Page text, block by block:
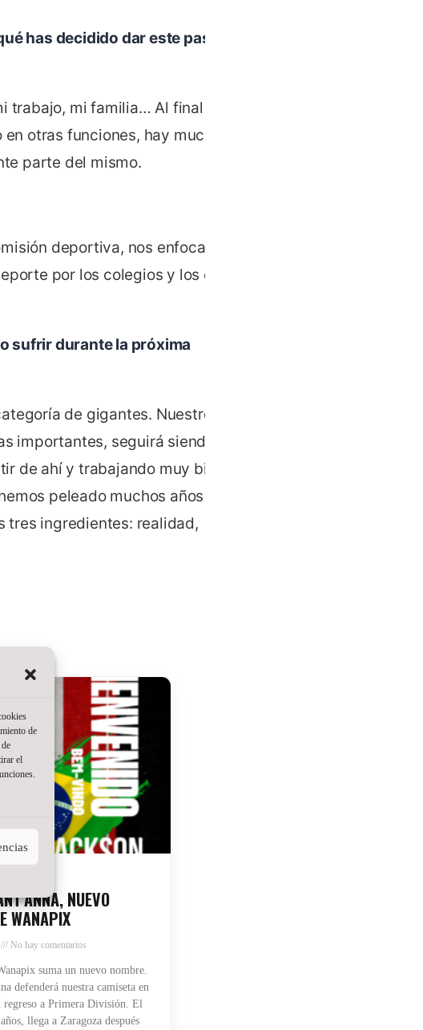
de
el
has decidido dar este paso al
trabajo, mi familia… Al final hemos
otras funciones, hay mucho que
parte del mismo.
deportiva, nos enfocaremos
por los colegios y los clubes,
sufrir durante la próxima
de gigantes. Nuestro
importantes, seguirá siendo
de ahí y trabajando muy bien se
peleado muchos años por
tres ingredientes: realidad,
NUEVO
WANAPIX
No hay comentarios
suma un nuevo nombre.
defenderá nuestra camiseta en
regreso a Primera División. El
llega a Zaragoza después